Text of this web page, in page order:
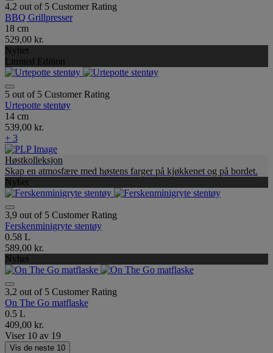
4,2 out of 5 Customer Rating
BBQ Grillpresser
18 cm
529,00 kr.
Nyhet
Limited Edition
5 out of 5 Customer Rating
Urtepotte stentøy
14 cm
539,00 kr.
+ 3
Høstkolleksjon
Skap en atmosfære med høstens farger på kjøkkenet og på bordet.
Nyhet
3,9 out of 5 Customer Rating
Ferskenminigryte stentøy
0.58 L
589,00 kr.
Nyhet
3,2 out of 5 Customer Rating
On The Go matflaske
0.5 L
409,00 kr.
Viser 10 av 19
Vis de neste 10